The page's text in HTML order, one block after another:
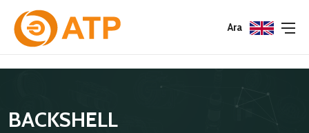
Ara
BACKSHELL
Menu
KATALOGLAR
Menu
ÇEVRE YÖNETIM POLITIKASI
Menu
KONNEKTÖRLER